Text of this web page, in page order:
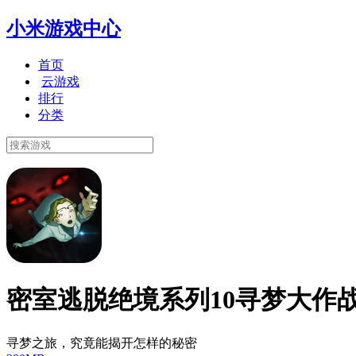
小米游戏中心
首页
云游戏
排行
分类
密室逃脱绝境系列10寻梦大作
寻梦之旅，究竟能揭开怎样的秘密